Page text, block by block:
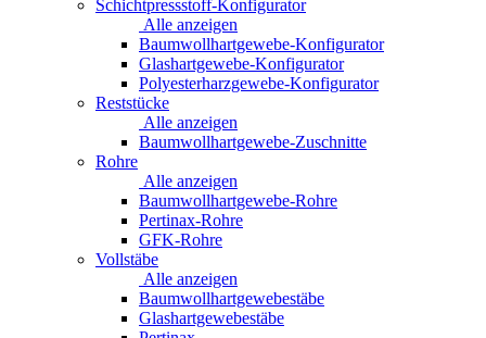
Schichtpressstoff-Konfigurator
Alle anzeigen
Baumwollhartgewebe-Konfigurator
Glashartgewebe-Konfigurator
Polyesterharzgewebe-Konfigurator
Reststücke
Alle anzeigen
Baumwollhartgewebe-Zuschnitte
Rohre
Alle anzeigen
Baumwollhartgewebe-Rohre
Pertinax-Rohre
GFK-Rohre
Vollstäbe
Alle anzeigen
Baumwollhartgewebestäbe
Glashartgewebestäbe